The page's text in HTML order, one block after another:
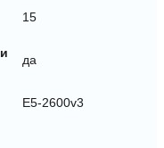
15
да
E5-2600v3